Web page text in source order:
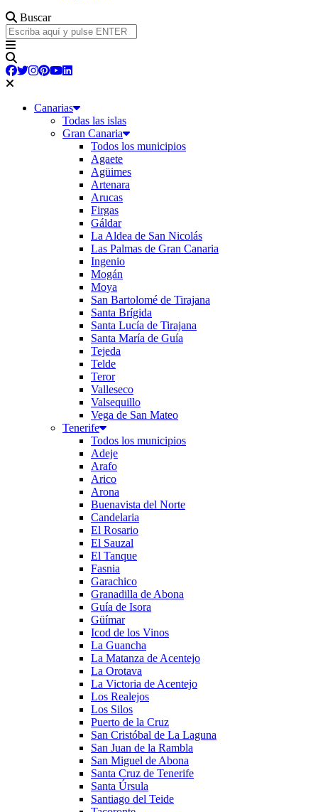
Buscar
Canarias
Todas las islas
Gran Canaria
Todos los municipios
Agaete
Agüimes
Artenara
Arucas
Firgas
Gáldar
La Aldea de San Nicolás
Las Palmas de Gran Canaria
Ingenio
Mogán
Moya
San Bartolomé de Tirajana
Santa Brígida
Santa Lucía de Tirajana
Santa María de Guía
Tejeda
Telde
Teror
Valleseco
Valsequillo
Vega de San Mateo
Tenerife
Todos los municipios
Adeje
Arafo
Arico
Arona
Buenavista del Norte
Candelaria
El Rosario
El Sauzal
El Tanque
Fasnia
Garachico
Granadilla de Abona
Guía de Isora
Güímar
Icod de los Vinos
La Guancha
La Matanza de Acentejo
La Orotava
La Victoria de Acentejo
Los Realejos
Los Silos
Puerto de la Cruz
San Cristóbal de La Laguna
San Juan de la Rambla
San Miguel de Abona
Santa Cruz de Tenerife
Santa Úrsula
Santiago del Teide